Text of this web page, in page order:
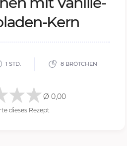
Kern
1 STD. 8 BRÖTCHEN
Ø 0,00
dieses Rezept